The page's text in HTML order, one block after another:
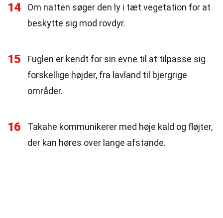
14
Om natten søger den ly i tæt vegetation for at
beskytte sig mod rovdyr.
15
Fuglen er kendt for sin evne til at tilpasse sig
forskellige højder, fra lavland til bjergrige
områder.
16
Takahe kommunikerer med høje kald og fløjter,
der kan høres over lange afstande.